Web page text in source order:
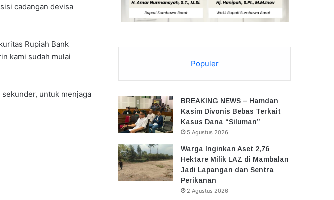
cadangan devisa
Rupiah Bank
kami sudah mulai
untuk menjaga
Populer
BREAKING NEWS – Hamdan
Kasim Divonis Bebas Terkait
Kasus Dana “Siluman”
5 Agustus 2026
Warga Inginkan Aset 2,76
Hektare Milik LAZ di Mambalan
Jadi Lapangan dan Sentra
Perikanan
2 Agustus 2026